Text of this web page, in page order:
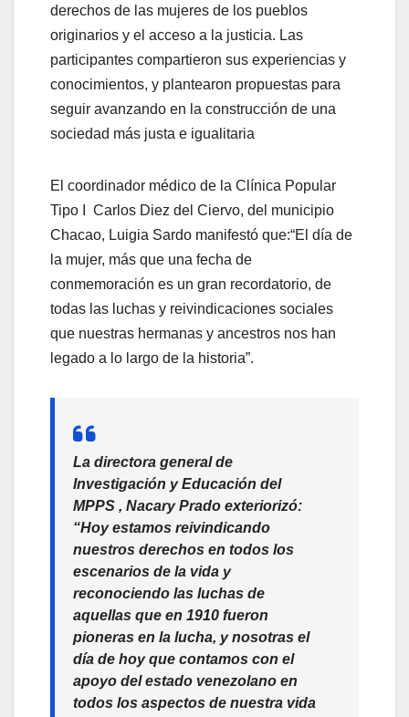
derechos de las mujeres de los pueblos
originarios y el acceso a la justicia. Las
participantes compartieron sus experiencias y
conocimientos, y plantearon propuestas para
seguir avanzando en la construcción de una
sociedad más justa e igualitaria
El coordinador médico de la Clínica Popular
Tipo I Carlos Diez del Ciervo, del municipio
Chacao, Luigia Sardo manifestó que:“El día de
la mujer, más que una fecha de
conmemoración es un gran recordatorio, de
todas las luchas y reivindicaciones sociales
que nuestras hermanas y ancestros nos han
legado a lo largo de la historia”.
La directora general de
Investigación y Educación del
MPPS , Nacary Prado exteriorizó:
“Hoy estamos reivindicando
nuestros derechos en todos los
escenarios de la vida y
reconociendo las luchas de
aquellas que en 1910 fueron
pioneras en la lucha, y nosotras el
día de hoy que contamos con el
apoyo del estado venezolano en
todos los aspectos de nuestra vida